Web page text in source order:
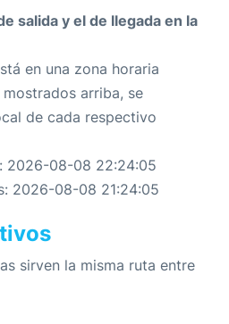
salida y el de llegada en la
en una zona horaria
arriba, se
de cada respectivo
2026-08-08 22:24:05
2026-08-08 21:24:05
sirven la misma ruta entre